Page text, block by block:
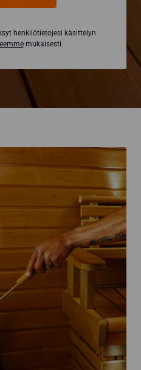
henkilötietojesi käsittelyn
mukaisesti.